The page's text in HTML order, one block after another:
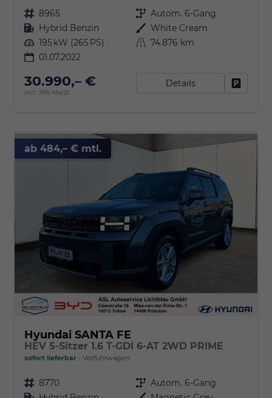
Fahrzeugnr. 8965 Getriebe Autom. 6-Gang
Kraftstoff Hybrid Benzin Außenfarbe White Cream
Leistung 195 kW (265 PS) Kilometerstand 74.876 km
01.07.2022
30.990,– €
incl. 19% MwSt.
Details
ab 484,– € mtl.
Hyundai SANTA FE
HEV 5-Sitzer 1.6 T-GDI 6-AT 2WD PRIME
sofort lieferbar Vorführwagen
Fahrzeugnr. 8770 Getriebe Autom. 6-Gang